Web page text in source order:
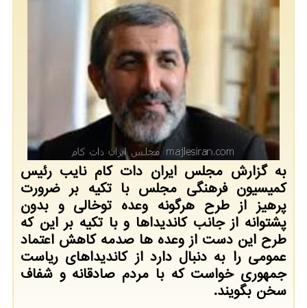
به گزارش مجلس ایران دات کام نایب رئیس
کمیسیون فرهنگی مجلس با تکیه بر ضرورت
پرهیز از طرح هرگونه وعده توخالی و بدون
پشتوانه از جانب کاندیداها و با تکیه بر این که
طرح این دست از وعده ها صدمه کاهش اعتماد
عمومی را به دنبال دارد از کاندیداهای ریاست
جمهوری خواست که با مردم صادقانه و شفاف
سخن بگویند.